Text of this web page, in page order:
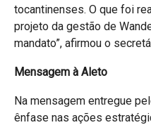
tocantinenses. O que foi
projeto da gestão de
mandato”, afirmou o
Mensagem à Aleto
Na mensagem entregue
ênfase nas ações